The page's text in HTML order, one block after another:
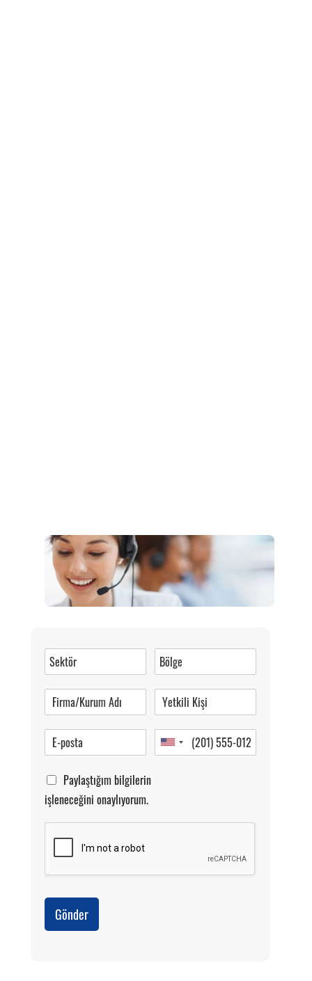
0 (216) 462 49 34
Pazartesi-Cumartesi 09.00-20.00
Paylaştığım bilgilerin
işleneceğini onaylıyorum.
Gönder